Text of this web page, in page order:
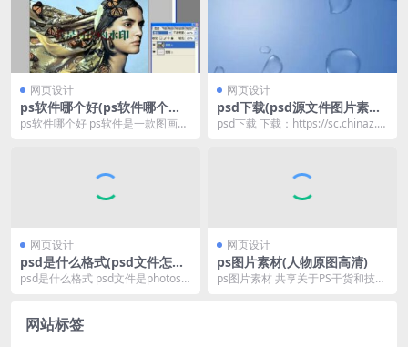
网页设计
ps软件哪个好(ps软件哪个版
本好用)
ps软件哪个好 ps软件是一款图画处
网页设计
psd下载(psd源文件图片素材
下载站推荐)
psd下载 下载：https://sc.chinaz.c
网页设计
psd是什么格式(psd文件怎么
打开)
psd是什么格式 psd文件是photosh
网页设计
ps图片素材(人物原图高清)
ps图片素材 共享关于PS干货和技
网站标签